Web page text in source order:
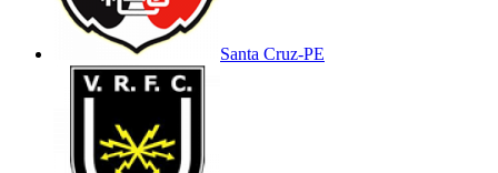
Santa Cruz-PE